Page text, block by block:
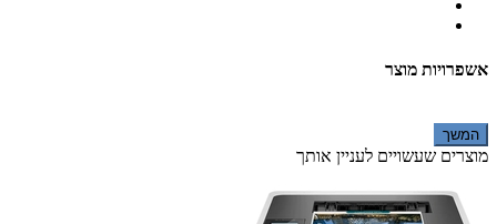
אשפרויות מוצר
המשך
מוצרים שעשויים לעניין אותך